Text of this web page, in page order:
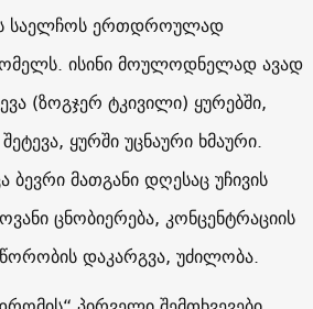
საელჩოს ერთდროულად
ისინი მოულოდნელად ავად
(ზოგჯერ ტკივილი) ყურებში,
ყურში უცნაური ხმაური.
ბევრი მათგანი დღესაც უჩივის
ცნობიერება, კონცენტრაციის
დაკარგვა, უძილობა.